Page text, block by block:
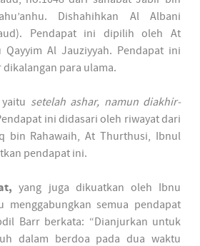
Dishahihkan Al Albani
Pendapat ini dipilih oleh At
Al Jauziyyah. Pendapat ini
para ulama.
yaitu setelah ashar, namun diakhir-
ini didasari oleh riwayat dari
bin Rahawaih, At Thurthusi, Ibnul
pendapat ini.
yang juga dikuatkan oleh Ibnu
menggabungkan semua pendapat
Barr berkata: “Dianjurkan untuk
dalam berdoa pada dua waktu